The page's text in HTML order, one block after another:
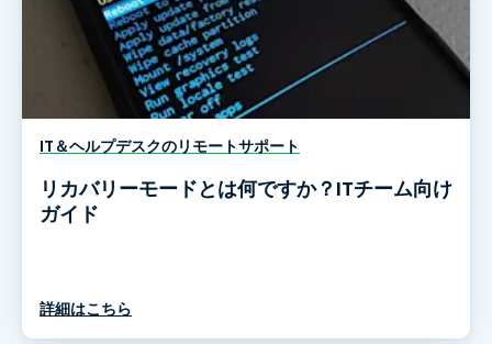
IT＆ヘルプデスクのリモートサポート
リカバリーモードとは何ですか？ITチーム向け
ガイド
詳細はこちら